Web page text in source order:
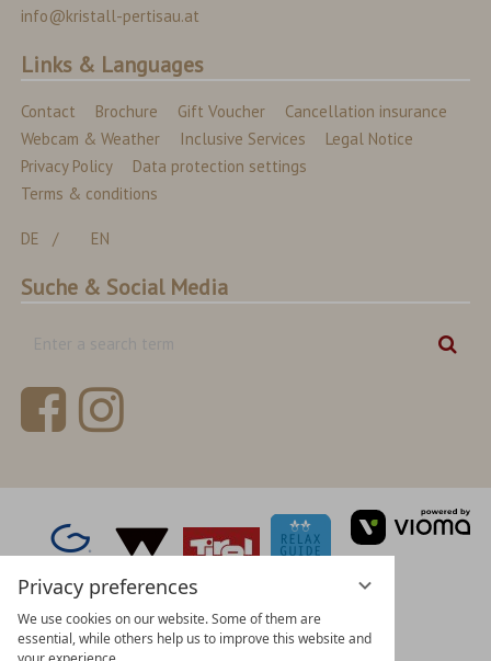
Privacy preferences
We use cookies on our website. Some of them are
essential, while others help us to improve this website and
info@kristall-pertisau.at
Links & Languages
Contact Brochure Gift Voucher
Cancellation insurance
Webcam & Weather
Inclusive Services
Legal Notice
Privacy Policy
Data protection settings
Terms & conditions
DE EN
Suche & Social Media
Enter
search
term